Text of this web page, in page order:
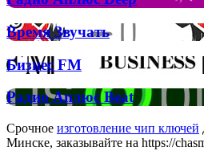
та
Брітні
Спірс
Аплюс
Deep
Время
Звучать
Время Звучать
Бизнес
Бизнес FM
Радио
Аплюс
Beat
Радио Аплюс Beat
Срочное изготовление чип ключей
Минске, заказывайте на https://